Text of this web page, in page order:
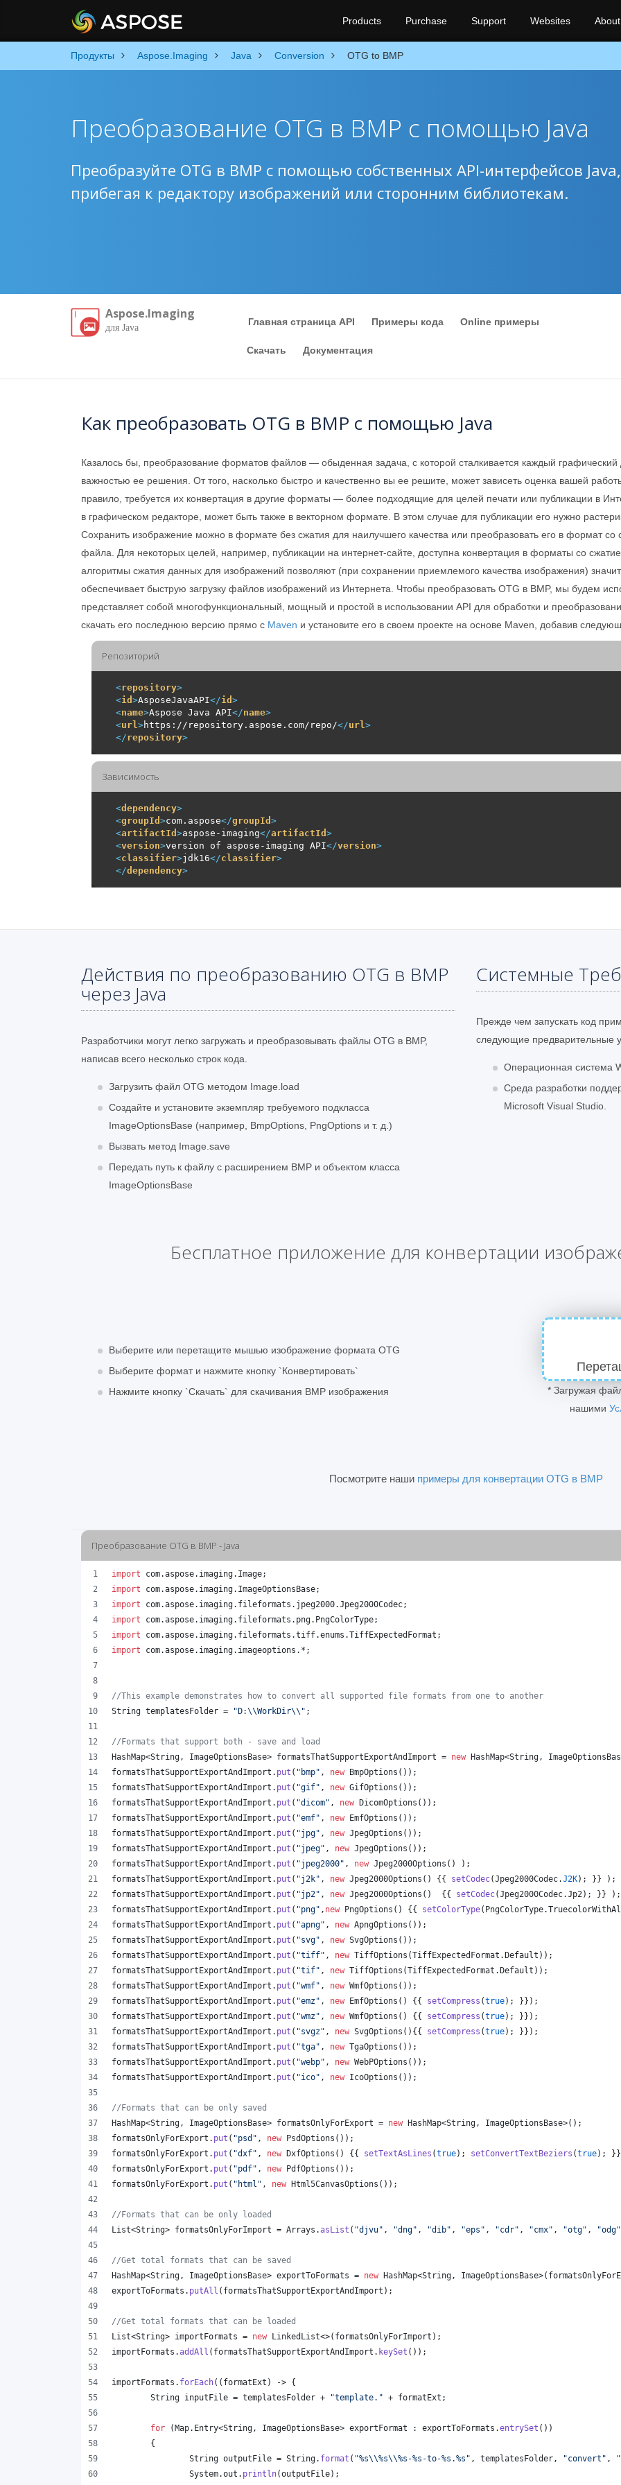
Products Purchase Support Websites About
Продукты Aspose.Imaging Java Conversion OTG to BMP
Преобразование OTG в BMP с помощью Java
Преобразуйте OTG в BMP с помощью собственных API-интерфейсов
прибегая к редактору изображений или сторонним библиотекам.
Aspose.Imaging
для Java
Главная страница API Примеры кода Online примеры
Скачать Документация
Как преобразовать OTG в BMP с помощью Java
Казалось бы, преобразование форматов файлов — обыденная задача, с которой сталкивается каждый графический
важностью ее решения. От того, насколько быстро и качественно вы ее решите, может зависеть оценка вашей
правило, требуется их конвертация в другие форматы — более подходящие для целей печати или публикации в
в графическом редакторе, может быть также в векторном формате. В этом случае для публикации его нужно
Сохранить изображение можно в формате без сжатия для наилучшего качества или преобразовать его в формат
файла. Для некоторых целей, например, публикации на интернет-сайте, доступна конвертация в форматы со
алгоритмы сжатия данных для изображений позволяют (при сохранении приемлемого качества изображения)
обеспечивает быструю загрузку файлов изображений из Интернета. Чтобы преобразовать OTG в BMP, мы будем
представляет собой многофункциональный, мощный и простой в использовании API для обработки и
скачать его последнюю версию прямо с Maven и установите его в своем проекте на основе Maven, добавив
Репозиторий
<repository>
<id >AsposeJavaAPI</id >
<name>Aspose Java API</name>
<url>https://repository.aspose.com/repo/</url>
</repository>
Зависимость
<dependency>
<groupId >com.aspose</groupId >
<artifactId >aspose-imaging</artifactId >
<version>version of aspose-imaging API</version>
<classifier>jdk16</classifier>
</dependency>
Действия по преобразованию OTG в BMP
через Java
Разработчики могут легко загружать и преобразовывать файлы OTG в BMP,
написав всего несколько строк кода.
Загрузить файл OTG методом Image.load
Создайте и установите экземпляр требуемого подкласса
ImageOptionsBase (например, BmpOptions, PngOptions и т. д.)
Вызвать метод Image.save
Передать путь к файлу с расширением BMP и объектом класса
ImageOptionsBase
Системные
Прежде чем запускать код
следующие предварительные
Операционная система
Среда разработки
Microsoft Visual Studio.
Бесплатное приложение для конвертации
Выберите или перетащите мышью изображение формата OTG
Выберите формат и нажмите кнопку `Конвертировать`
Нажмите кнопку `Скачать` для скачивания BMP изображения
* Загружая
нашими
Посмотрите наши примеры для конвертации OTG в BMP
Преобразование OTG в BMP - Java
import com.aspose. imaging. Image;
import
com.aspose. imaging. ImageOptionsBase;
import
com.aspose. imaging. fileformats . jpeg2000.Jpeg2000Codec;
import
com.aspose. imaging. fileformats . png. PngColorType;
import
com.aspose. imaging. fileformats .tiff.enums .TiffExpectedFormat ;
import
com.aspose. imaging. imageoptions .*;
//This example demonstrates how to convert all supported file formats from one to another
String templatesFolder = "D:\\WorkDir\\ " ;
//Formats that support both - save and load
HashMap<String, ImageOptionsBase> formatsThatSupportExportAndImport = new HashMap<String,
formatsThatSupportExportAndImport . put ( "bmp" , new BmpOptions ());
formatsThatSupportExportAndImport . put ( "gif" , new GifOptions ());
formatsThatSupportExportAndImport . put ( "dicom" , new DicomOptions ());
formatsThatSupportExportAndImport . put ( "emf" , new EmfOptions ());
formatsThatSupportExportAndImport . put ( "jpg" , new JpegOptions ());
formatsThatSupportExportAndImport . put ( "jpeg" , new JpegOptions ());
formatsThatSupportExportAndImport . put ( "jpeg2000" , new Jpeg2000Options () );
formatsThatSupportExportAndImport . put ( "j2k" , new Jpeg2000Options () {{ setCodec(Jpeg2000Codec.J2K); }} );
formatsThatSupportExportAndImport . put ( "jp2" , new Jpeg2000Options ()  {{ setCodec(Jpeg2000Codec.Jp2); }} );
formatsThatSupportExportAndImport . put ( "png" , new PngOptions () {{ setColorType( PngColorType.
formatsThatSupportExportAndImport . put ( "apng" , new ApngOptions ());
formatsThatSupportExportAndImport . put ( "svg" , new SvgOptions ());
formatsThatSupportExportAndImport . put ( "tiff" , new TiffOptions (TiffExpectedFormat . Default ));
formatsThatSupportExportAndImport . put ( "tif" , new TiffOptions (TiffExpectedFormat . Default ));
formatsThatSupportExportAndImport . put ( "wmf" , new WmfOptions ());
formatsThatSupportExportAndImport . put ( "emz" , new EmfOptions () {{ setCompress (true); }});
formatsThatSupportExportAndImport . put ( "wmz" , new WmfOptions () {{ setCompress (true); }});
formatsThatSupportExportAndImport . put ( "svgz" , new SvgOptions (){{ setCompress (true); }});
formatsThatSupportExportAndImport . put ( "tga" , new TgaOptions ());
formatsThatSupportExportAndImport . put ( "webp" , new WebPOptions ());
formatsThatSupportExportAndImport . put ( "ico" , new IcoOptions ());
//Formats that can be only saved
HashMap<String, ImageOptionsBase> formatsOnlyForExport = new HashMap<String, ImageOptionsBase>();
formatsOnlyForExport . put ( "psd" , new PsdOptions ());
formatsOnlyForExport . put ( "dxf" , new DxfOptions () {{ setTextAsLines (true); setConvertTextBeziers (true);
formatsOnlyForExport . put ( "pdf" , new PdfOptions ());
formatsOnlyForExport . put ( "html" , new Html5CanvasOptions ());
//Formats that can be only loaded
List<String> formatsOnlyForImport = Arrays .asList ( "djvu" , "dng" , "dib" , "eps" , "cdr" , "cmx" , "otg" , "odg"
//Get total formats that can be saved
HashMap<String, ImageOptionsBase> exportToFormats = new HashMap<String, ImageOptionsBase>(
exportToFormats . putAll ( formatsThatSupportExportAndImport );
//Get total formats that can be loaded
List<String> importFormats = new LinkedList<>( formatsOnlyForImport );
importFormats .addAll ( formatsThatSupportExportAndImport . keySet ());
importFormats . forEach(( formatExt ) -> {
String inputFile = templatesFolder + "template." + formatExt ;
for ( Map. Entry<String, ImageOptionsBase> exportFormat : exportToFormats .entrySet ())
	{
String outputFile = String. format ( "%s\\%s\\%s-%s-to-%s.%s" , templatesFolder, "convert" ,
System.out . println(outputFile);